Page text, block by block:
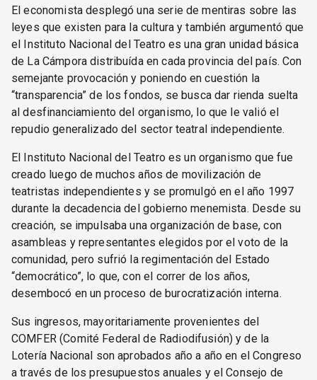
El economista desplegó una serie de mentiras sobre las
leyes que existen para la cultura y también argumentó que
el Instituto Nacional del Teatro es una gran unidad básica
de La Cámpora distribuída en cada provincia del país. Con
semejante provocación y poniendo en cuestión la
“transparencia” de los fondos, se busca dar rienda suelta
al desfinanciamiento del organismo, lo que le valió el
repudio generalizado del sector teatral independiente.
El Instituto Nacional del Teatro es un organismo que fue
creado luego de muchos años de movilización de
teatristas independientes y se promulgó en el año 1997
durante la decadencia del gobierno menemista. Desde su
creación, se impulsaba una organización de base, con
asambleas y representantes elegidos por el voto de la
comunidad, pero sufrió la regimentación del Estado
“democrático”, lo que, con el correr de los años,
desembocó en un proceso de burocratización interna.
Sus ingresos, mayoritariamente provenientes del
COMFER (Comité Federal de Radiodifusión) y de la
Lotería Nacional son aprobados año a año en el Congreso
a través de los presupuestos anuales y el Consejo de